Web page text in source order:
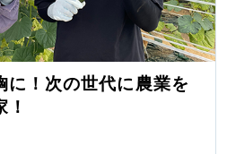
に！次の世代に農業を